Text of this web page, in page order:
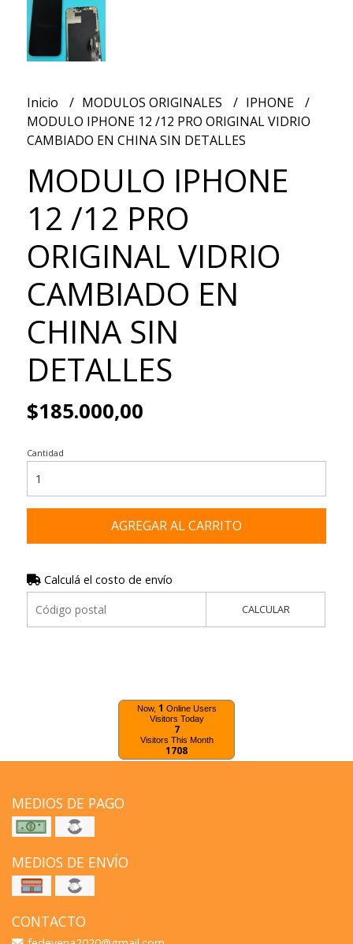
Inicio MODULOS ORIGINALES
IPHONE
MODULO IPHONE 12 /12 PRO ORIGINAL VIDRIO
CAMBIADO EN CHINA SIN DETALLES
MODULO IPHONE
12 /12 PRO
ORIGINAL VIDRIO
CAMBIADO EN
CHINA SIN
DETALLES
$185.000,00
Cantidad
AGREGAR AL CARRITO
Calculá el costo de envío
CALCULAR
Now, 1 Online Users
Visitors Today
7
Visitors This Month
1708
MEDIOS DE PAGO
MEDIOS DE ENVÍO
CONTACTO